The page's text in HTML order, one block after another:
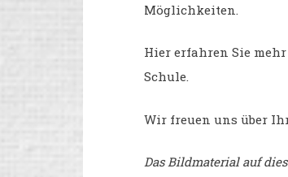
Möglichkeiten.
Hier erfahren Sie mehr
Schule.
Wir freuen uns über
Das Bildmaterial auf